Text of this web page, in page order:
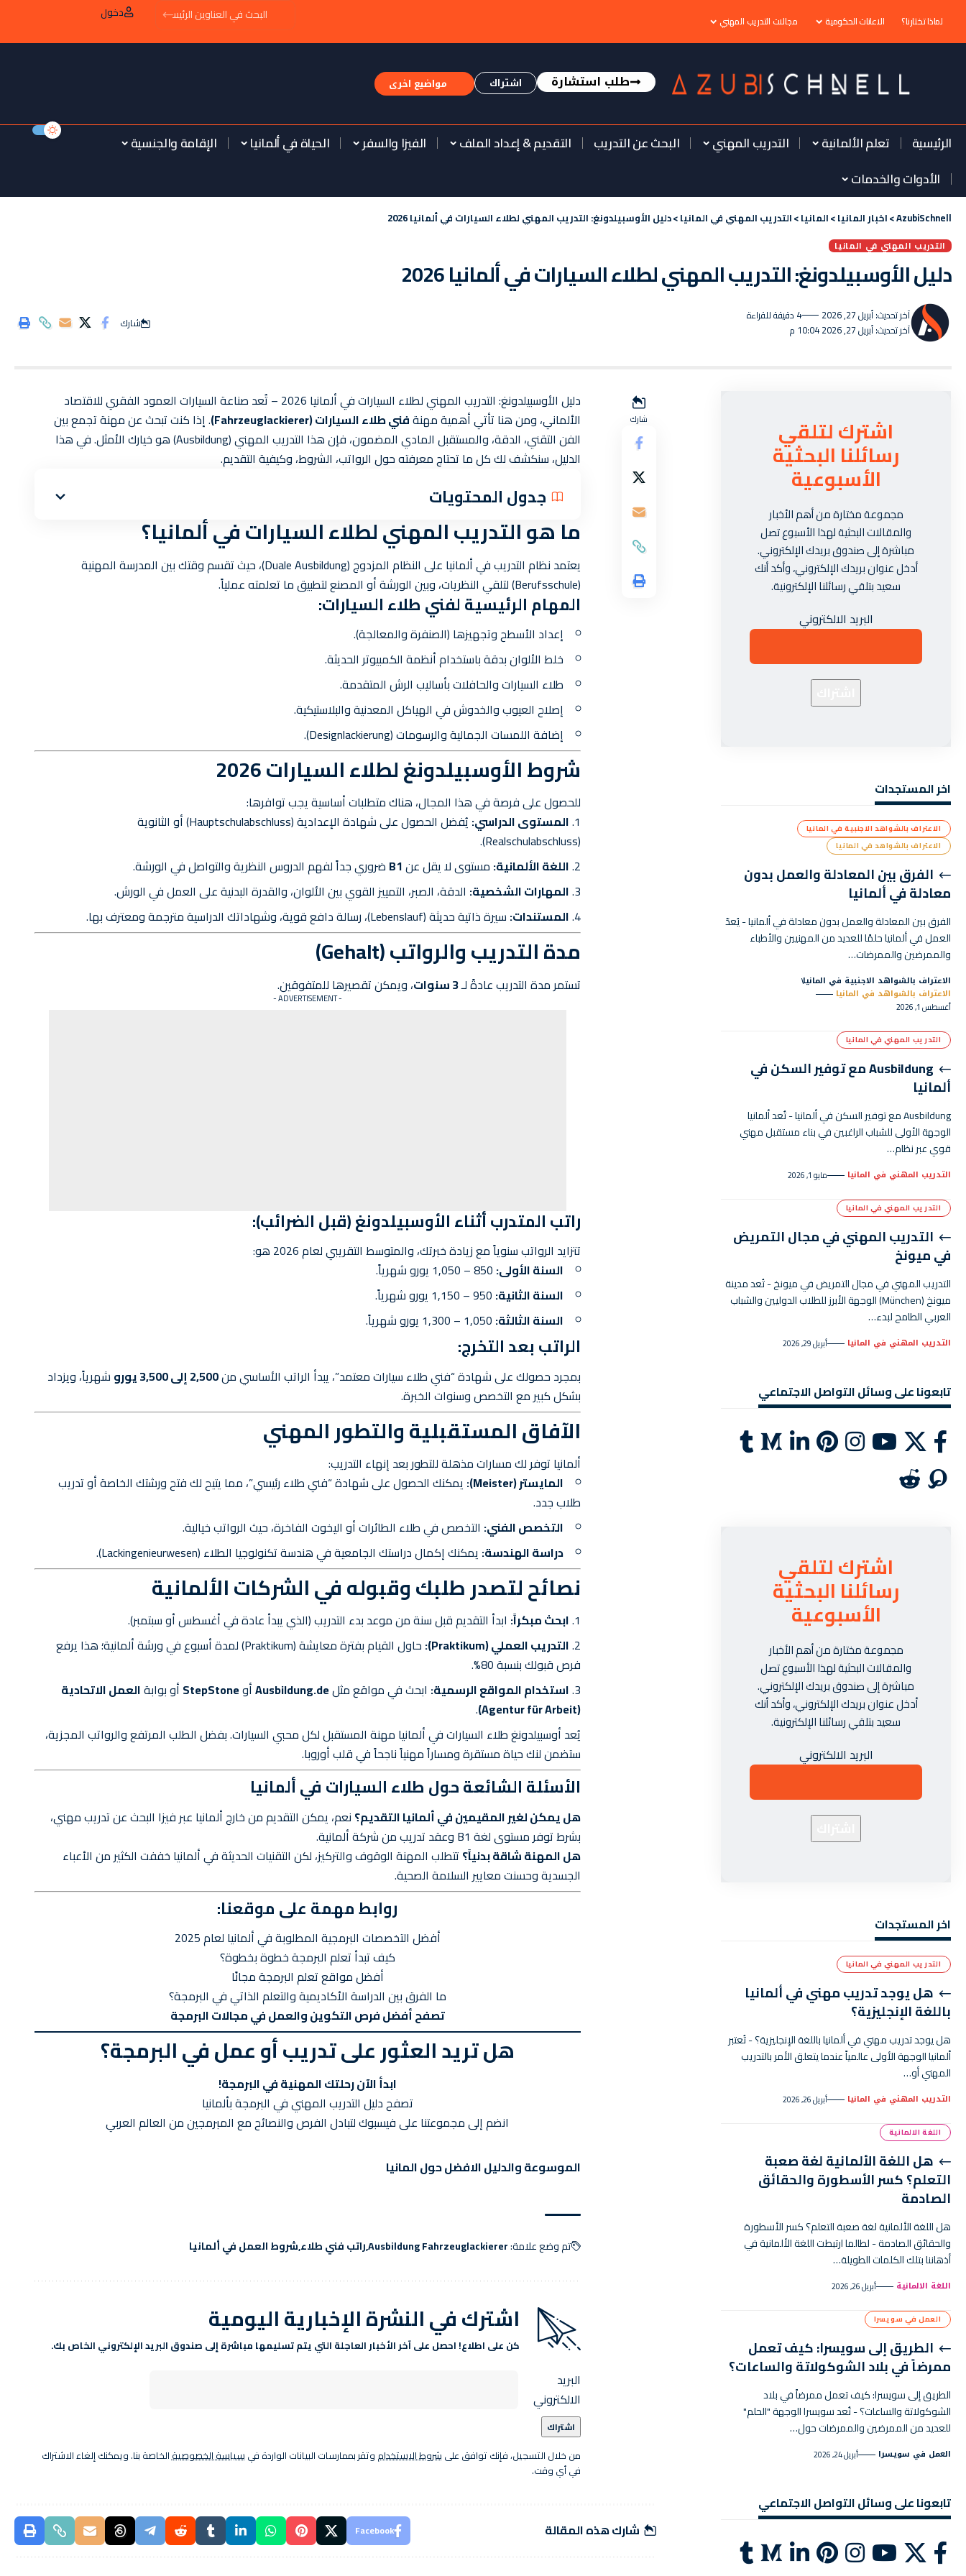
لماذا تختارنا؟ الاعانات الحكومية مجالات التدريب المهني
دخول
طلب استشارة اشتراك مواضيع اخرى
الرئيسية تعلم الألمانية التدريب المهني البحث عن التدريب التقديم & إعداد الملف الفيزا والسفر الحياة في ألمانيا
الإقامة والجنسية
الأدوات والخدمات
AzubiSchnell
>اخبار المانيا>المانيا>التدريب المهني في المانيا>دليل الأوسبيلدونغ: التدريب المهني لطلاء السيارات في ألمانيا 2026
التدريب المهني في المانيا
دليل الأوسبيلدونغ: التدريب المهني لطلاء السيارات في ألمانيا 2026
آخر تحديث: أبريل 27, 2026 10:04 م
آخر تحديث: أبريل 27, 2026 4 دقيقة للقراءة شارك
شارك
دليل الأوسبيلدونغ: التدريب المهني لطلاء السيارات في ألمانيا 2026 – تُعد صناعة السيارات العمود الفقري للاقتصاد
الألماني، ومن هنا تأتي أهمية مهنةفني طلاء السيارات (Fahrzeuglackierer)
. إذا كنت تبحث عن مهنة تجمع بين
الفن التقني، الدقة، والمستقبل المادي المضمون، فإن هذا التدريب المهني (Ausbildung) هو خيارك الأمثل. في هذا
الدليل، سنكشف لك كل ما تحتاج معرفته حول الرواتب، الشروط، وكيفية التقديم.
جدول المحتويات
ما هو التدريب المهني لطلاء السيارات في ألمانيا؟
يعتمد نظام التدريب في ألمانيا على النظام المزدوج (Duale Ausbildung)، حيث تقسم وقتك بين المدرسة المهنية
(Berufsschule) لتلقي النظريات، وبين الورشة أو المصنع لتطبيق ما تعلمته عملياً.
المهام الرئيسية لفني طلاء السيارات:
إعداد الأسطح وتجهيزها (الصنفرة والمعالجة).
خلط الألوان بدقة باستخدام أنظمة الكمبيوتر الحديثة.
طلاء السيارات والحافلات بأساليب الرش المتقدمة.
إصلاح العيوب والخدوش في الهياكل المعدنية والبلاستيكية.
إضافة اللمسات الجمالية والرسومات (Designlackierung).
شروط الأوسبيلدونغ لطلاء السيارات 2026
للحصول على فرصة في هذا المجال، هناك متطلبات أساسية يجب توافرها:
المستوى الدراسي:
يُفضل الحصول على شهادة الإعدادية (Hauptschulabschluss) أو الثانوية
(Realschulabschluss).
اللغة الألمانية: مستوى لا يقل عنB1 ضروري جداً لفهم الدروس النظرية والتواصل في الورشة.
المهارات الشخصية: الدقة، الصبر، التمييز القوي بين الألوان، والقدرة البدنية على العمل في الورش.
المستندات: سيرة ذاتية حديثة (Lebenslauf)، رسالة دافع قوية، وشهاداتك الدراسية مترجمة ومعترف بها.
مدة التدريب والرواتب (Gehalt)
تستمر مدة التدريب عادةً لـ3 سنوات ، ويمكن تقصيرها للمتفوقين.
- ADVERTISEMENT -
راتب المتدرب أثناء الأوسبيلدونغ (قبل الضرائب):
تتزايد الرواتب سنوياً مع زيادة خبرتك، والمتوسط التقريبي لعام 2026 هو:
السنة الأولى:
السنة الثانية:
السنة الثالثة:
الراتب بعد التخرج:
بمجرد حصولك على شهادة “فني طلاء سيارات معتمد”، يبدأ الراتب الأساسي من2,500 إلى 3,500 يورو
شهرياً، ويزداد
بشكل كبير مع التخصص وسنوات الخبرة.
الآفاق المستقبلية والتطور المهني
ألمانيا توفر لك مسارات مذهلة للتطور بعد إنهاء التدريب:
المايستر (Meister):
يمكنك الحصول على شهادة “فني طلاء رئيسي”، مما يتيح لك فتح ورشتك الخاصة أو تدريب
طلاب جدد.
التخصص الفني: التخصص في طلاء الطائرات أو اليخوت الفاخرة، حيث الرواتب خيالية.
دراسة الهندسة: يمكنك إكمال دراستك الجامعية في هندسة تكنولوجيا الطلاء (Lackingenieurwesen).
نصائح لتصدر طلبك وقبوله في الشركات الألمانية
ابحث مبكراً: ابدأ التقديم قبل سنة من موعد بدء التدريب (الذي يبدأ عادة في أغسطس أو سبتمبر).
التدريب العملي (Praktikum):
حاول القيام بفترة معايشة (Praktikum) لمدة أسبوع في ورشة ألمانية؛ هذا يرفع
فرص قبولك بنسبة 80%.
استخدام المواقع الرسمية: ابحث في مواقع مثلAusbildung.deأوStepStone أو بوابةالعمل الاتحادية
(Agentur für Arbeit)
.
يُعد أوسبيلدونغ طلاء السيارات في ألمانيا مهنة المستقبل لكل محبي السيارات. بفضل الطلب المرتفع والرواتب المجزية،
ستضمن لنك حياة مستقرة ومساراً مهنياً ناجحاً في قلب أوروبا.
الأسئلة الشائعة حول طلاء السيارات في ألمانيا
هل يمكن لغير المقيمين في ألمانيا التقديم؟ نعم، يمكن التقديم من خارج ألمانيا عبر فيزا البحث عن تدريب مهني،
بشرط توفر مستوى لغة B1 وعقد تدريب من شركة ألمانية.
هل المهنة شاقة بدنياً؟ تتطلب المهنة الوقوف والتركيز، لكن التقنيات الحديثة في ألمانيا خففت الكثير من الأعباء
الجسدية وحسنت معايير السلامة الصحية.
روابط مهمة على موقعنا:
أفضل التخصصات البرمجية المطلوبة في ألمانيا لعام 2025
كيف تبدأ تعلم البرمجة خطوة بخطوة؟
أفضل مواقع تعلم البرمجة مجانًا
ما الفرق بين الدراسة الأكاديمية والتعلم الذاتي في البرمجة؟
تصفح أفضل فرص التكوين والعمل في مجالات البرمجة
هل تريد العثور على تدريب أو عمل في البرمجة؟
ابدأ الآن رحلتك المهنية في البرمجة!
تصفح دليل التدريب المهني في البرمجة بألمانيا
انضم إلى مجموعتنا على فيسبوكلتبادل الفرص والنصائح مع المبرمجين من العالم العربي
الموسوعة والدليل الافضل حول المانيا
تم وضع علامة:Ausbildung Fahrzeuglackiererراتب فني طلاءشروط العمل في ألمانيا
اشترك في النشرة الإخبارية اليومية
كن على اطلاع! احصل على آخر الأخبار العاجلة التي يتم تسليمها مباشرة إلى صندوق البريد الإلكتروني الخاص بك.
البريد
الالكتروني
من خلال التسجيل، فإنك توافق على شروط الاستخدام وتقر بممارسات البيانات الواردة في سياسة الخصوصية الخاصة بنا. ويمكنك إلغاء الاشتراك
في أي وقت.
شارك هذه المقالة Facebook
اشترك لتلقي
رسائلنا البحثية
الأسبوعية
مجموعة مختارة من أهم الأخبار
والمقالات البحثية لهذا الأسبوع تصل
مباشرة إلى صندوق بريدك الإلكتروني.
أدخل عنوان بريدك الإلكتروني، وأكد أنك
سعيد بتلقي رسائلنا الإلكترونية.
البريد الالكتروني
اخر المستجدات
الاعتراف بالشواهد الاجنبية في المانيا
الاعتراف بالشواهد في المانيا
الفرق بين المعادلة والعمل بدون
معادلة في ألمانيا
الفرق بين المعادلة والعمل بدون معادلة في ألمانيا - يُعدّ
العمل في ألمانيا حلمًا للعديد من المهنيين والأطباء
والممرضين والممرضات…
الاعتراف بالشواهد الاجنبية في المانيا
الاعتراف بالشواهد في المانيا
أغسطس 1, 2026
التدريب المهني في المانيا
Ausbildung مع توفير السكن في
ألمانيا
Ausbildung مع توفير السكن في ألمانيا - تُعد ألمانيا
الوجهة الأولى للشباب الراغبين في بناء مستقبل مهني
قوي عبر نظام…
التدريب المهني في المانيا مايو 1, 2026
التدريب المهني في المانيا
التدريب المهني في مجال التمريض
في ميونخ
التدريب المهني في مجال التمريض في ميونخ - تُعد مدينة
ميونخ (München) الوجهة الأبرز للطلاب الدوليين والشباب
العربي الطامح لبدء…
التدريب المهني في المانيا أبريل 29, 2026
تابعونا على وسائل التواصل الاجتماعي
اشترك لتلقي
رسائلنا البحثية
الأسبوعية
مجموعة مختارة من أهم الأخبار
والمقالات البحثية لهذا الأسبوع تصل
مباشرة إلى صندوق بريدك الإلكتروني.
أدخل عنوان بريدك الإلكتروني، وأكد أنك
سعيد بتلقي رسائلنا الإلكترونية.
البريد الالكتروني
اخر المستجدات
التدريب المهني في المانيا
هل يوجد تدريب مهني في ألمانيا
باللغة الإنجليزية؟
هل يوجد تدريب مهني في ألمانيا باللغة الإنجليزية؟ - تُعتبر
ألمانيا الوجهة الأولى عالمياً عندما يتعلق الأمر بالتدريب
المهني أو…
التدريب المهني في المانيا أبريل 26, 2026
اللغة الالمانية
هل اللغة الألمانية لغة صعبة
التعلم؟ كسر الأسطورة والحقائق
الصادمة
هل اللغة الألمانية لغة صعبة التعلم؟ كسر الأسطورة
والحقائق الصادمة - لطالما ارتبطت اللغة الألمانية في
أذهاننا بتلك الكلمات الطويلة…
اللغة الالمانية أبريل 26, 2026
العمل في سويسرا
الطريق إلى سويسرا: كيف تعمل
ممرضاً في بلاد الشوكولاتة والساعات؟
الطريق إلى سويسرا: كيف تعمل ممرضاً في بلاد
الشوكولاتة والساعات؟ - تُعد سويسرا الوجهة "الحلم"
للعديد من الممرضين والممرضات حول…
العمل في سويسرا أبريل 24, 2026
تابعونا على وسائل التواصل الاجتماعي